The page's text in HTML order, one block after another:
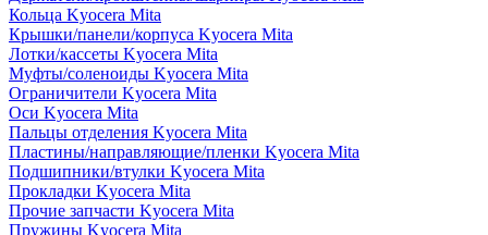
Кольца Kyocera Mita
Крышки/панели/корпуса Kyocera Mita
Лотки/кассеты Kyocera Mita
Муфты/соленоиды Kyocera Mita
Ограничители Kyocera Mita
Оси Kyocera Mita
Пальцы отделения Kyocera Mita
Пластины/направляющие/пленки Kyocera Mita
Подшипники/втулки Kyocera Mita
Прокладки Kyocera Mita
Прочие запчасти Kyocera Mita
Пружины Kyocera Mita